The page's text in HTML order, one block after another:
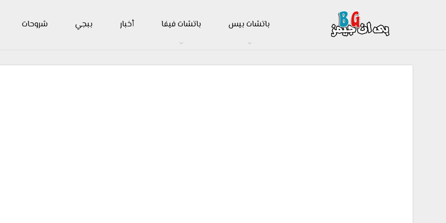
باتشات بيس باتشات فيفا أخبار ببجي شروحات